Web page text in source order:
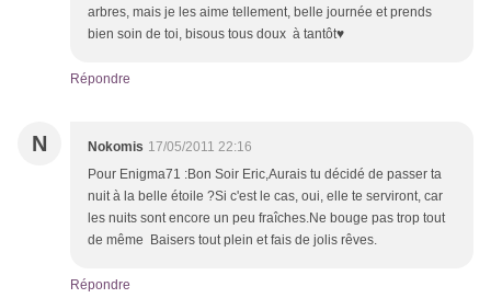
arbres, mais je les aime tellement, belle journée et prends
bien soin de toi, bisous tous doux à tantôt♥
Répondre
N Nokomis 17/05/2011 22:16
Pour Enigma71 :Bon Soir Eric,Aurais tu décidé de passer ta
nuit à la belle étoile ?Si c'est le cas, oui, elle te serviront, car
les nuits sont encore un peu fraîches.Ne bouge pas trop tout
de même Baisers tout plein et fais de jolis rêves.
Répondre